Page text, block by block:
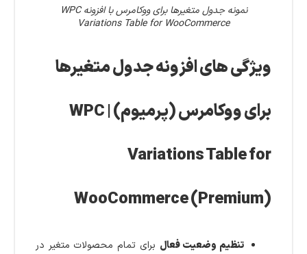
نمونه جدول متغیرها برای ووکامرس با افزونه WPC
Variations Table for WooCommerce
ویژگی های افزونه جدول متغیرها
برای ووکامرس (پرمیوم) | WPC
Variations Table for
WooCommerce (Premium)
تنظیم وضعیت فعال برای تمام محصولات متغیر در